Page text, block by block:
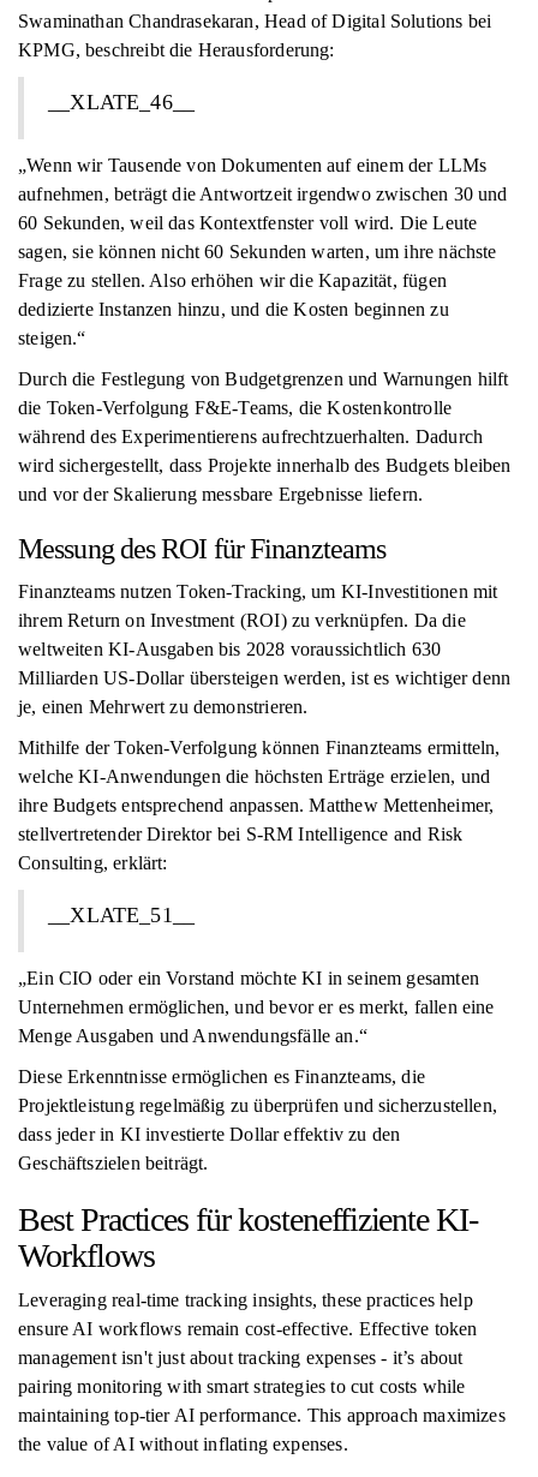
Swaminathan Chandrasekaran, Head of Digital Solutions bei
KPMG, beschreibt die Herausforderung:
__XLATE_46__
„Wenn wir Tausende von Dokumenten auf einem der LLMs
aufnehmen, beträgt die Antwortzeit irgendwo zwischen 30 und
60 Sekunden, weil das Kontextfenster voll wird. Die Leute
sagen, sie können nicht 60 Sekunden warten, um ihre nächste
Frage zu stellen. Also erhöhen wir die Kapazität, fügen
dedizierte Instanzen hinzu, und die Kosten beginnen zu
steigen.“
Durch die Festlegung von Budgetgrenzen und Warnungen hilft
die Token-Verfolgung F&E-Teams, die Kostenkontrolle
während des Experimentierens aufrechtzuerhalten. Dadurch
wird sichergestellt, dass Projekte innerhalb des Budgets bleiben
und vor der Skalierung messbare Ergebnisse liefern.
Messung des ROI für Finanzteams
Finanzteams nutzen Token-Tracking, um KI-Investitionen mit
ihrem Return on Investment (ROI) zu verknüpfen. Da die
weltweiten KI-Ausgaben bis 2028 voraussichtlich 630
Milliarden US-Dollar übersteigen werden, ist es wichtiger denn
je, einen Mehrwert zu demonstrieren.
Mithilfe der Token-Verfolgung können Finanzteams ermitteln,
welche KI-Anwendungen die höchsten Erträge erzielen, und
ihre Budgets entsprechend anpassen. Matthew Mettenheimer,
stellvertretender Direktor bei S-RM Intelligence and Risk
Consulting, erklärt:
__XLATE_51__
„Ein CIO oder ein Vorstand möchte KI in seinem gesamten
Unternehmen ermöglichen, und bevor er es merkt, fallen eine
Menge Ausgaben und Anwendungsfälle an.“
Diese Erkenntnisse ermöglichen es Finanzteams, die
Projektleistung regelmäßig zu überprüfen und sicherzustellen,
dass jeder in KI investierte Dollar effektiv zu den
Geschäftszielen beiträgt.
Best Practices für kosteneffiziente KI-
Workflows
Leveraging real-time tracking insights, these practices help
ensure AI workflows remain cost-effective. Effective token
management isn't just about tracking expenses - it’s about
pairing monitoring with smart strategies to cut costs while
maintaining top-tier AI performance. This approach maximizes
the value of AI without inflating expenses.